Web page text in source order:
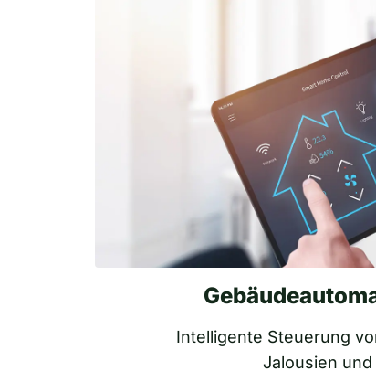
Intelligente Steuerung
Jalousien